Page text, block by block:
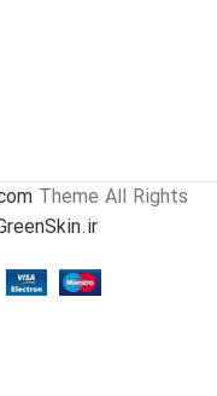
Theme All Rights